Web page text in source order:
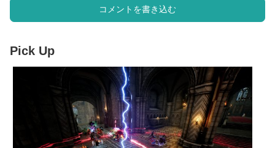
コメントを書き込む
Pick Up